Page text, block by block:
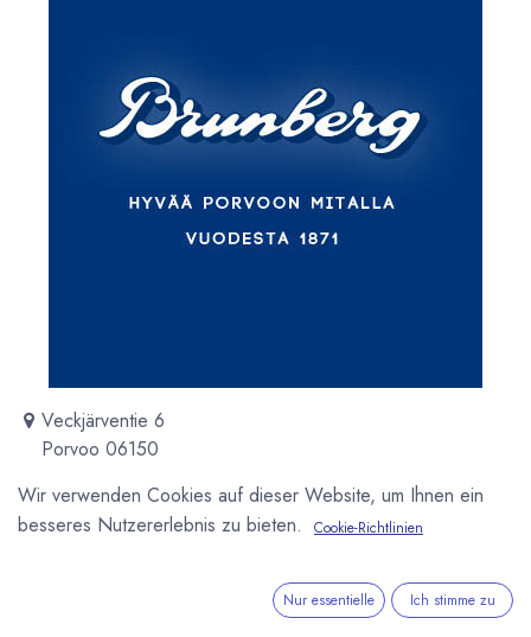
Veckjärventie 6
Porvoo 06150
http://www.brunberg.fi/
Geschichte Die Firma wurde 1871 von A. W. Lindfors als
Bäckerei in Porvoo gegründet. 20 Jahre später war das
Wir verwenden Cookies auf dieser Website, um Ihnen ein
besseres Nutzererlebnis zu bieten.
Cookie-Richtlinien
Nur essentielle Ich stimme zu